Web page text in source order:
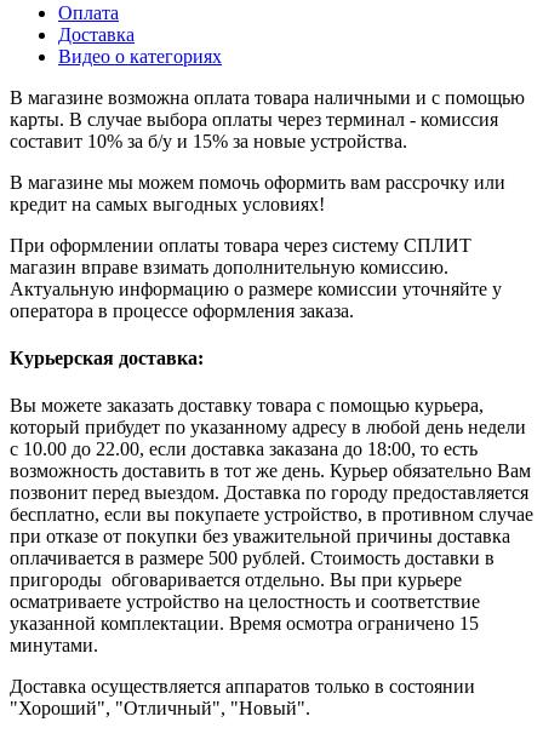
Оплата
Доставка
Видео о категориях
В магазине возможна оплата товара наличными и с помощью
карты. В случае выбора оплаты через терминал - комиссия
составит 10% за б/у и 15% за новые устройства.
В магазине мы можем помочь оформить вам рассрочку или
кредит на самых выгодных условиях!
При оформлении оплаты товара через систему СПЛИТ
магазин вправе взимать дополнительную комиссию.
Актуальную информацию о размере комиссии уточняйте у
оператора в процессе оформления заказа.
Курьерская доставка:
Вы можете заказать доставку товара с помощью курьера,
который прибудет по указанному адресу в любой день недели
с 10.00 до 22.00, если доставка заказана до 18:00, то есть
возможность доставить в тот же день. Курьер обязательно Вам
позвонит перед выездом. Доставка по городу предоставляется
бесплатно, если вы покупаете устройство, в противном случае
при отказе от покупки без уважительной причины доставка
оплачивается в размере 500 рублей. Стоимость доставки в
пригороды обговаривается отдельно. Вы при курьере
осматриваете устройство на целостность и соответствие
указанной комплектации. Время осмотра ограничено 15
минутами.
Доставка осуществляется аппаратов только в состоянии
"Хороший", "Отличный", "Новый".